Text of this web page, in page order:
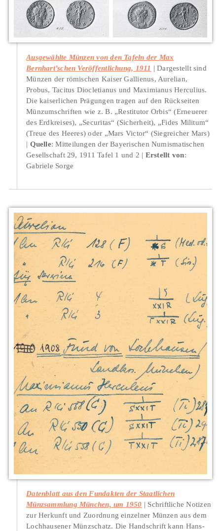
Ausgewählte Münzen von den Tafeln der Max
Bernhart’schen Veröffentlichung, 1911
Dargestellt sind
Münzen der römischen Kaiser Gallienus, Aurelian,
Probus, Tacitus Diocletianus und Maximianus Herculius.
Die kaiserlichen Prägungen tragen auf den Rückseiten
Münzumschriften wie z. B. „Restitutor Orbis“ (Erneuerer
des Erdkreises), „Securitas“ (Sicherheit), „Fides Militum“
(Treue des Heeres) oder „Mars Victor“ (Siegreicher Mars)
Quelle: Mitteilungen der Bayerischen Numismatischen
Gesellschaft 29, 1911 Tafel 1 und 2
Erstellt von:
Gabriele Sorge
Datenblatt aus den Fundakten der Staatlichen
Münzsammlung München, um 1950
Schriftliche Notizen
zur Herkunft und Zuordnung einzelner Münzen aus dem
Lochhausener Münzschatz. Die Handschrift kann Hans-